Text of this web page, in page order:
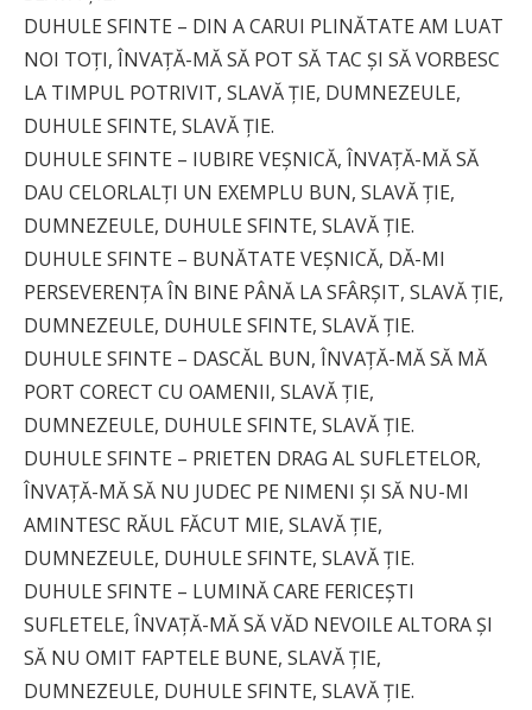
DUHULE SFINTE – DIN A CARUI PLINĂTATE AM LUAT
NOI TOŢI, ÎNVAŢĂ-MĂ SĂ POT SĂ TAC ŞI SĂ VORBESC
LA TIMPUL POTRIVIT, SLAVĂ ŢIE, DUMNEZEULE,
DUHULE SFINTE, SLAVĂ ŢIE.
DUHULE SFINTE – IUBIRE VEŞNICĂ, ÎNVAŢĂ-MĂ SĂ
DAU CELORLALŢI UN EXEMPLU BUN, SLAVĂ ŢIE,
DUMNEZEULE, DUHULE SFINTE, SLAVĂ ŢIE.
DUHULE SFINTE – BUNĂTATE VEŞNICĂ, DĂ-MI
PERSEVERENŢA ÎN BINE PÂNĂ LA SFÂRŞIT, SLAVĂ ŢIE,
DUMNEZEULE, DUHULE SFINTE, SLAVĂ ŢIE.
DUHULE SFINTE – DASCĂL BUN, ÎNVAŢĂ-MĂ SĂ MĂ
PORT CORECT CU OAMENII, SLAVĂ ŢIE,
DUMNEZEULE, DUHULE SFINTE, SLAVĂ ŢIE.
DUHULE SFINTE – PRIETEN DRAG AL SUFLETELOR,
ÎNVAŢĂ-MĂ SĂ NU JUDEC PE NIMENI ŞI SĂ NU-MI
AMINTESC RĂUL FĂCUT MIE, SLAVĂ ŢIE,
DUMNEZEULE, DUHULE SFINTE, SLAVĂ ŢIE.
DUHULE SFINTE – LUMINĂ CARE FERICEŞTI
SUFLETELE, ÎNVAŢĂ-MĂ SĂ VĂD NEVOILE ALTORA ŞI
SĂ NU OMIT FAPTELE BUNE, SLAVĂ ŢIE,
DUMNEZEULE, DUHULE SFINTE, SLAVĂ ŢIE.